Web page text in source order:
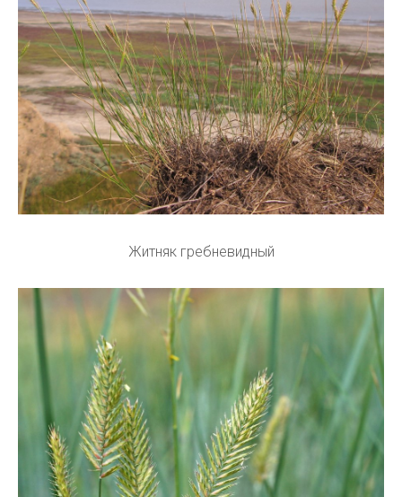
Житняк гребневидный